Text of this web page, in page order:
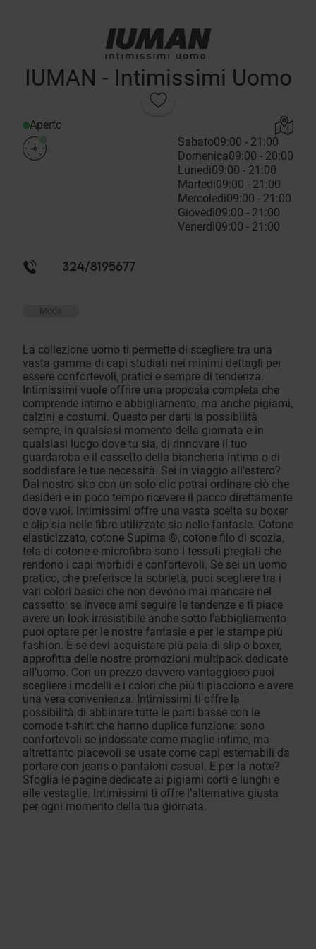
IUMAN - Intimissimi Uomo
Aperto
Sabato09:00 - 21:00
Domenica09:00 - 20:00
Lunedì09:00 - 21:00
Martedì09:00 - 21:00
Mercoledì09:00 - 21:00
Giovedì09:00 - 21:00
Venerdì09:00 - 21:00
324/8195677
Moda
La collezione uomo ti permette di scegliere tra una
vasta gamma di capi studiati nei minimi dettagli per
essere confortevoli, pratici e sempre di tendenza.
Intimissimi vuole offrire una proposta completa che
comprende intimo e abbigliamento, ma anche pigiami,
calzini e costumi. Questo per darti la possibilità
sempre, in qualsiasi momento della giornata e in
qualsiasi luogo dove tu sia, di rinnovare il tuo
guardaroba e il cassetto della biancheria intima o di
soddisfare le tue necessità. Sei in viaggio all'estero?
Dal nostro sito con un solo clic potrai ordinare ciò che
desideri e in poco tempo ricevere il pacco direttamente
dove vuoi. Intimissimi offre una vasta scelta su boxer
e slip sia nelle fibre utilizzate sia nelle fantasie. Cotone
elasticizzato, cotone Supima ®, cotone filo di scozia,
tela di cotone e microfibra sono i tessuti pregiati che
rendono i capi morbidi e confortevoli. Se sei un uomo
pratico, che preferisce la sobrietà, puoi scegliere tra i
vari colori basici che non devono mai mancare nel
cassetto; se invece ami seguire le tendenze e ti piace
avere un look irresistibile anche sotto l'abbigliamento
puoi optare per le nostre fantasie e per le stampe più
fashion. E se devi acquistare più paia di slip o boxer,
approfitta delle nostre promozioni multipack dedicate
all’uomo. Con un prezzo davvero vantaggioso puoi
scegliere i modelli e i colori che più ti piacciono e avere
una vera convenienza. Intimissimi ti offre la
possibilità di abbinare tutte le parti basse con le
comode t-shirt che hanno duplice funzione: sono
confortevoli se indossate come maglie intime, ma
altrettanto piacevoli se usate come capi esternabili da
portare con jeans o pantaloni casual. E per la notte?
Sfoglia le pagine dedicate ai pigiami corti e lunghi e
alle vestaglie. Intimissimi ti offre l’alternativa giusta
per ogni momento della tua giornata.